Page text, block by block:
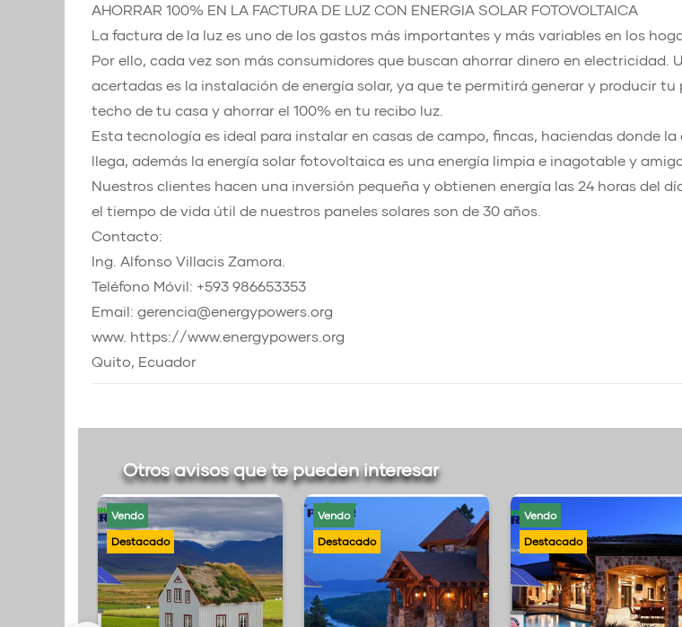
AHORRAR 100% EN LA FACTURA DE LUZ CON ENERGIA SOLAR FOTOVOLTAICA
La factura de la luz es uno de los gastos más importantes y más variables en los
Por ello, cada vez son más consumidores que buscan ahorrar dinero en electricidad.
acertadas es la instalación de energía solar, ya que te permitirá generar y producir tu
techo de tu casa y ahorrar el 100% en tu recibo luz.
Esta tecnología es ideal para instalar en casas de campo, fincas, haciendas donde
llega, además la energía solar fotovoltaica es una energía limpia e inagotable y
Nuestros clientes hacen una inversión pequeña y obtienen energía las 24 horas del
el tiempo de vida útil de nuestros paneles solares son de 30 años.
Contacto:
Ing. Alfonso Villacis Zamora.
Teléfono Móvil: +593 986653353
Email: gerencia@energypowers.org
www. https://www.energypowers.org
Quito, Ecuador
Otros avisos que te pueden interesar
Vendo Vendo Vendo